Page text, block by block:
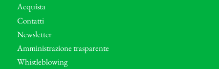
Acquista
Contatti
Newsletter
Amministrazione trasparente
Whistleblowing